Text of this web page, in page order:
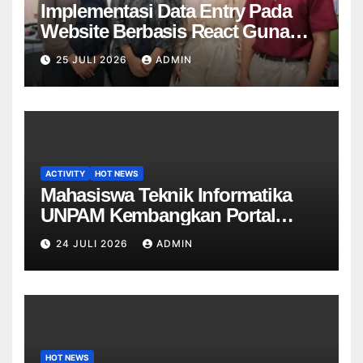
Implementasi Data Entry Pada
Website Berbasis React Guna
Meningkatkan Kualitas Data Unit
Di PT Mitra Dekostel Utama
25 JULI 2026 ADMIN
ACTIVITY HOT NEWS
Mahasiswa Teknik Informatika
UNPAM Kembangkan Portal
Informasi Sekolah Berbasis Web
untuk SDN Curug 4
24 JULI 2026 ADMIN
HOT NEWS